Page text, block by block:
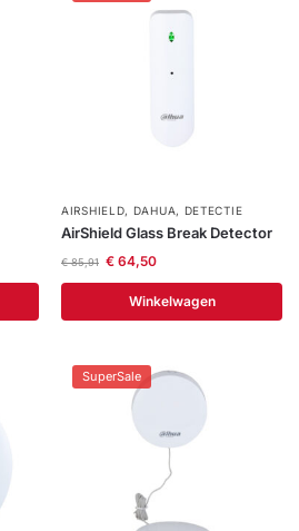
AIRSHIELD, DAHUA, DETECTIE
AirShield Glass Break Detector
€85,91 €64,50
Winkelwagen
SuperSale